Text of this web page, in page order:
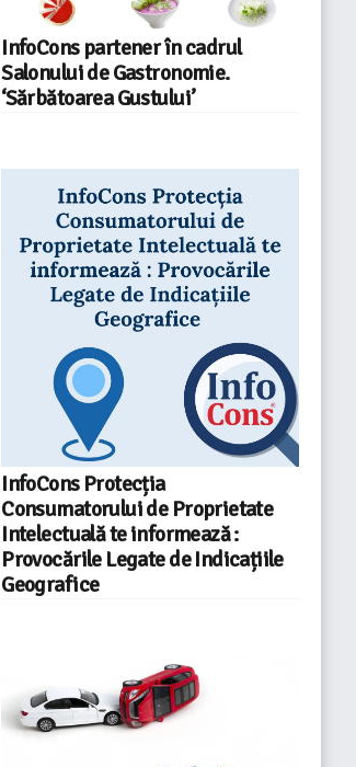
InfoCons partener în cadrul
Salonului de Gastronomie.
‘Sărbătoarea Gustului’
InfoCons Protecția
Consumatorului de Proprietate
Intelectuală te informează :
Provocările Legate de Indicațiile
Geografice